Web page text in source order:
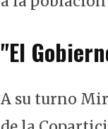
"El
A su turno